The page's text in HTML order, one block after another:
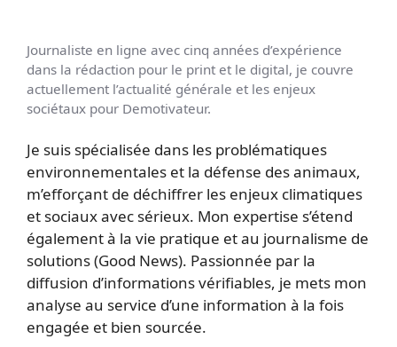
Journaliste en ligne avec cinq années d’expérience
dans la rédaction pour le print et le digital, je couvre
actuellement l’actualité générale et les enjeux
sociétaux pour Demotivateur.
Je suis spécialisée dans les problématiques
environnementales et la défense des animaux,
m’efforçant de déchiffrer les enjeux climatiques
et sociaux avec sérieux. Mon expertise s’étend
également à la vie pratique et au journalisme de
solutions (Good News). Passionnée par la
diffusion d’informations vérifiables, je mets mon
analyse au service d’une information à la fois
engagée et bien sourcée.